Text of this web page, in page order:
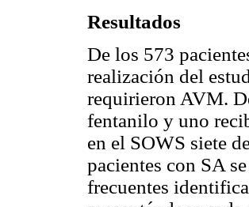
Resultados
De los 573
realización del
requirieron AVM.
fentanilo y uno
en el SOWS siete
pacientes con SA
frecuentes